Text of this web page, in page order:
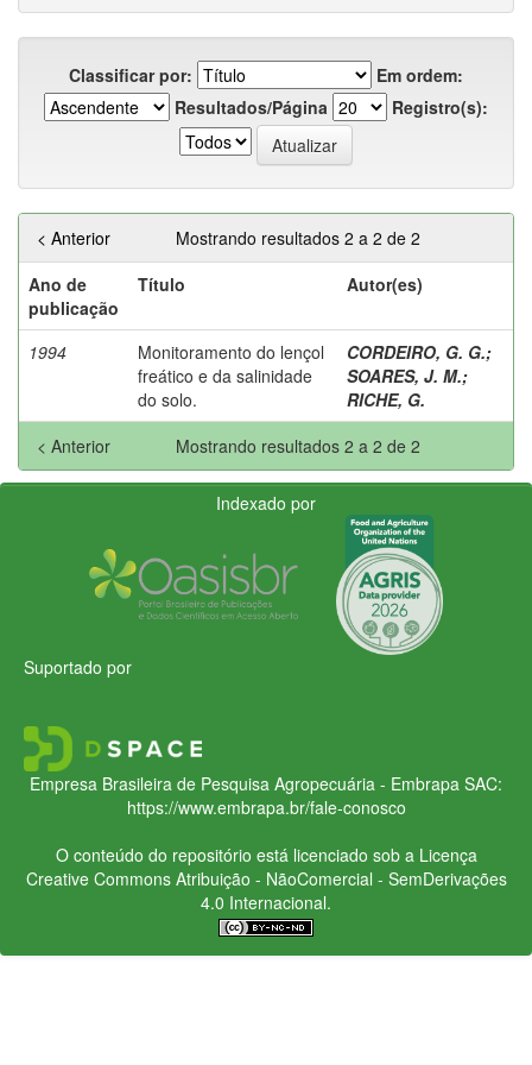
Classificar por:
Em ordem:
Resultados/Página
Registro(s):
Mostrando resultados 2 a 2 de 2
< Anterior
Ano de
publicação
Título Autor(es)
1994
Monitoramento do lençol
freático e da salinidade
do solo.
CORDEIRO, G. G.;
SOARES, J. M.;
RICHE, G.
Mostrando resultados 2 a 2 de 2
< Anterior
Indexado por
Suportado por
Empresa Brasileira de Pesquisa Agropecuária - Embrapa SAC:
https://www.embrapa.br/fale-conosco
O conteúdo do repositório está licenciado sob a Licença
Creative CommonsAtribuição - NãoComercial - SemDerivações
4.0 Internacional.